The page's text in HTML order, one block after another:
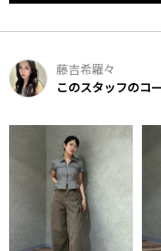
藤吉希羅々
このスタッフのコ